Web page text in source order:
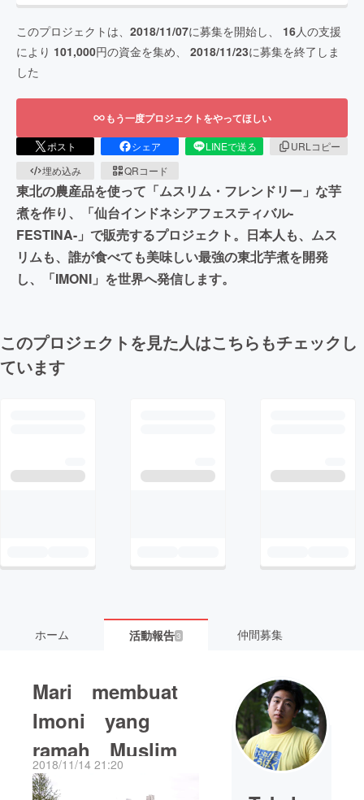
このプロジェクトは、 2018/11/07に募集を開始し、 16人の支援
により 101,000円の資金を集め、 2018/11/23に募集を終了しま
した
もう一度プロジェクトをやってほしい
ポスト シェア LINEで送る
URLコピー
埋め込み
QRコード
東北の農産品を使って「ムスリム・フレンドリー」な芋
煮を作り、「仙台インドネシアフェスティバル-
FESTINA-」で販売するプロジェクト。日本人も、ムス
リムも、誰が食べても美味しい最強の東北芋煮を開発
し、「IMONI」を世界へ発信します。
このプロジェクトを見た人はこちらもチェックし
ています
ホーム 活動報告3 仲間募集
Mari membuat
Imoni yang
ramah Muslim
2018/11/14 21:20